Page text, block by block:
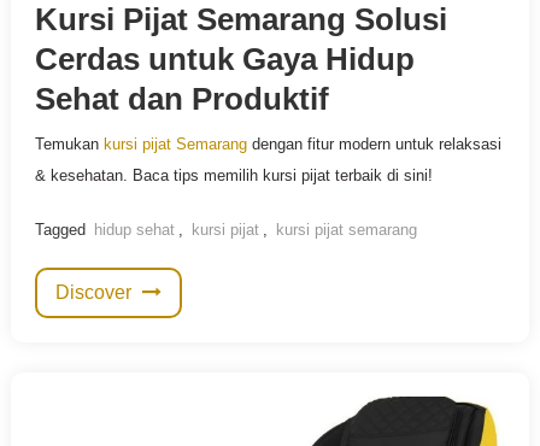
Kursi Pijat Semarang Solusi
Cerdas untuk Gaya Hidup
Sehat dan Produktif
Temukan kursi pijat Semarangdengan fitur modern untuk relaksasi
& kesehatan. Baca tips memilih kursi pijat terbaik di sini!
Tagged hidup sehat , kursi pijat , kursi pijat semarang
Discover